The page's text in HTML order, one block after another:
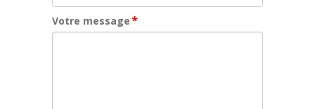
Votre message*